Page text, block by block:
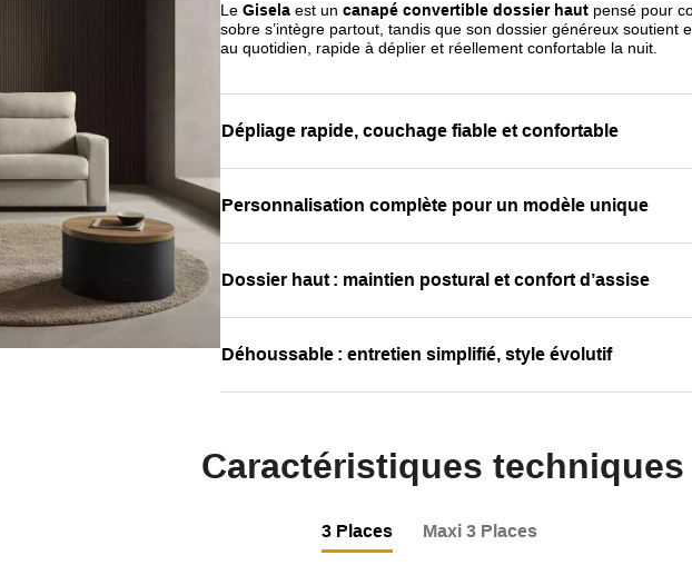
Le Gisela est un canapé convertible dossier haut pensé pour
sobre s’intègre partout, tandis que son dossier généreux soutient
au quotidien, rapide à déplier et réellement confortable la nuit.
Dépliage rapide, couchage fiable et confortable
Personnalisation complète pour un modèle unique
Dossier haut : maintien postural et confort d’assise
Déhoussable : entretien simplifié, style évolutif
Caractéristiques techniques
3 Places Maxi 3 Places